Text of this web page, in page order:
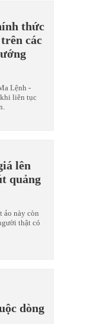
thức
các
Lệnh -
liên tục
lên
quảng
ảo này còn
thật có
dòng